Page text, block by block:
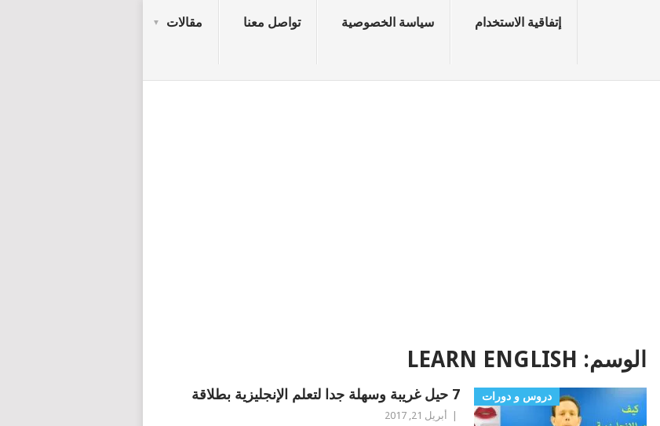
إتفاقية الاستخدام سياسة الخصوصية تواصل معنا مقالات
الوسم: LEARN ENGLISH
دروس و دورات 7 حيل غريبة وسهلة جدا لتعلم الإنجليزية بطلاقة
أبريل 21, 2017